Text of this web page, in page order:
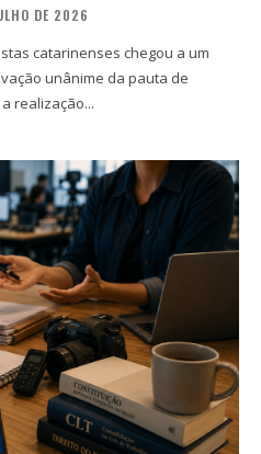
DE 2026
catarinenses chegou a um
unânime da pauta de
realização...